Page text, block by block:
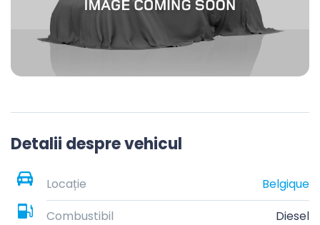
Detalii despre vehicul
Locație
Belgique
Combustibil
Diesel